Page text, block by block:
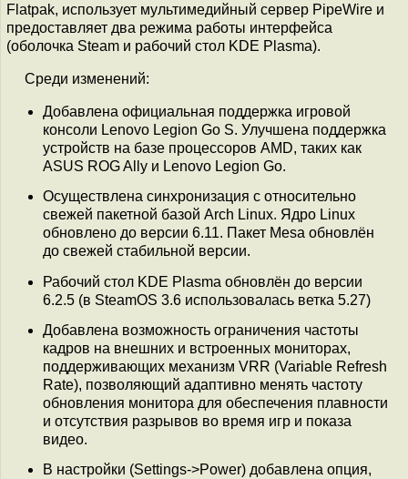
Flatpak, использует мультимедийный сервер PipeWire и
предоставляет два режима работы интерфейса
(оболочка Steam и рабочий стол KDE Plasma).
Среди изменений:
Добавлена официальная поддержка игровой
консоли Lenovo Legion Go S. Улучшена поддержка
устройств на базе процессоров AMD, таких как
ASUS ROG Ally и Lenovo Legion Go.
Осуществлена синхронизация с относительно
свежей пакетной базой Arch Linux. Ядро Linux
обновлено до версии 6.11. Пакет Mesa обновлён
до свежей стабильной версии.
Рабочий стол KDE Plasma обновлён до версии
6.2.5 (в SteamOS 3.6 использовалась ветка 5.27)
Добавлена возможность ограничения частоты
кадров на внешних и встроенных мониторах,
поддерживающих механизм VRR (Variable Refresh
Rate), позволяющий адаптивно менять частоту
обновления монитора для обеспечения плавности
и отсутствия разрывов во время игр и показа
видео.
В настройки (Settings->Power) добавлена опция,